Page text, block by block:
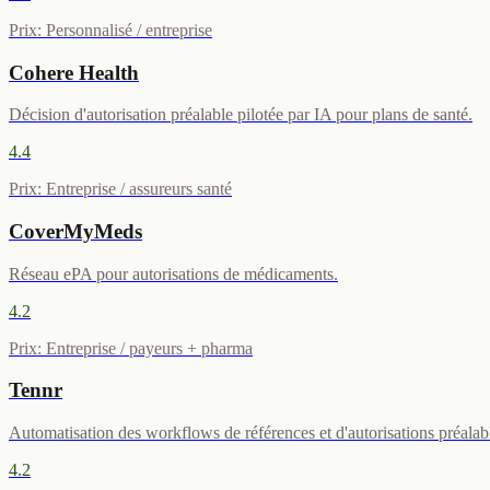
Prix: Personnalisé / entreprise
Cohere Health
Décision d'autorisation préalable pilotée par IA pour plans de santé.
4.4
Prix: Entreprise / assureurs santé
CoverMyMeds
Réseau ePA pour autorisations de médicaments.
4.2
Prix: Entreprise / payeurs + pharma
Tennr
Automatisation des workflows de références et d'autorisations
4.2